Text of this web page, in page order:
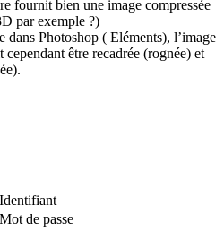
fournit bien une image compressée
par exemple ?)
Photoshop ( Eléments), l’image
cependant être recadrée (rognée) et
Identifiant
Mot de passe